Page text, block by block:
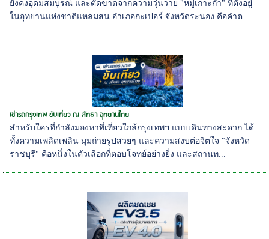
ยังคงอุดมสมบูรณ์ และตัดขาดจากความวุ่นวาย "หมู่เกาะกำ" ที่ตั้งอยู่
ในอุทยานแห่งชาติแหลมสน อำเภอกะเปอร์ จังหวัดระนอง คือคำต...
เช่ารถกรุงเทพ ขับเที่ยว ณ สัทธา อุทยานไทย
สำหรับใครที่กำลังมองหาที่เที่ยวใกล้กรุงเทพฯ แบบเดินทางสะดวก ได้
ทั้งความเพลิดเพลิน มุมถ่ายรูปสวยๆ และความสงบต่อจิตใจ "จังหวัด
ราชบุรี" คือหนึ่งในตัวเลือกที่ตอบโจทย์อย่างยิ่ง และสถานท...